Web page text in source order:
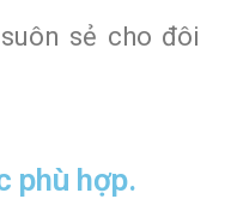
sẻ cho đôi
phù hợp.